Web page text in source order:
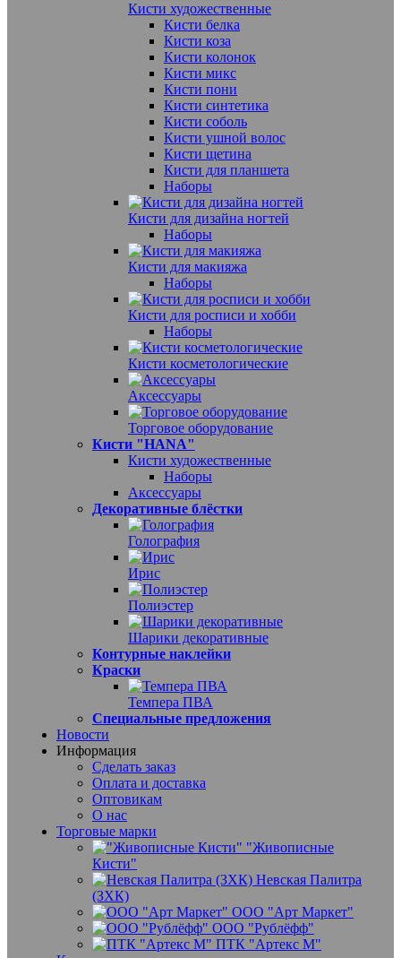
Кисти художественные
Кисти белка
Кисти коза
Кисти колонок
Кисти микс
Кисти пони
Кисти синтетика
Кисти соболь
Кисти ушной волос
Кисти щетина
Кисти для планшета
Наборы
Кисти для дизайна ногтей
Наборы
Кисти для макияжа
Наборы
Кисти для росписи и хобби
Наборы
Кисти косметологические
Аксессуары
Торговое оборудование
Кисти "HANA"
Кисти художественные
Наборы
Аксессуары
Декоративные блёстки
Голография
Ирис
Полиэстер
Шарики декоративные
Контурные наклейки
Краски
Темпера ПВА
Специальные предложения
Новости
Информация
Сделать заказ
Оплата и доставка
Оптовикам
О нас
Торговые марки
"Живописные
Кисти"
Невская Палитра
(ЗХК)
ООО "Арт Маркет"
ООО "Рублёфф"
ПТК "Артекс М"